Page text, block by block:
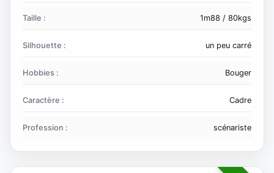
Taille : 1m88 / 80kgs
Silhouette : un peu carré
Hobbies : Bouger
Caractère : Cadre
Profession : scénariste